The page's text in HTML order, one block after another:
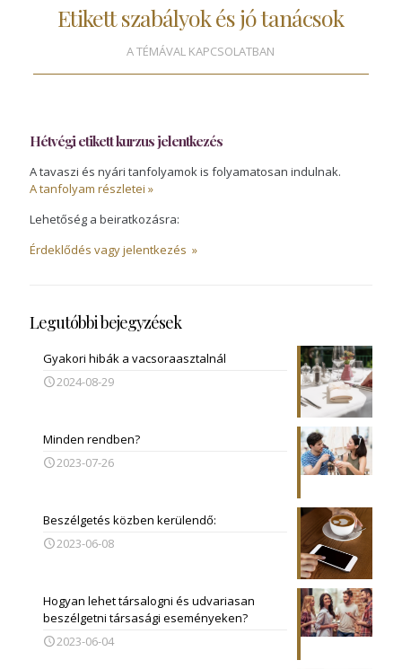
Etikett szabályok és jó tanácsok
A TÉMÁVAL KAPCSOLATBAN
Hétvégi etikett kurzus jelentkezés
A tavaszi és nyári tanfolyamok is folyamatosan indulnak.
A tanfolyam részletei »
Lehetőség a beiratkozásra:
Érdeklődés vagy jelentkezés »
Legutóbbi bejegyzések
Gyakori hibák a vacsoraasztalnál
2024-08-29
Minden rendben?
2023-07-26
Beszélgetés közben kerülendő:
2023-06-08
Hogyan lehet társalogni és udvariasan
beszélgetni társasági eseményeken?
2023-06-04